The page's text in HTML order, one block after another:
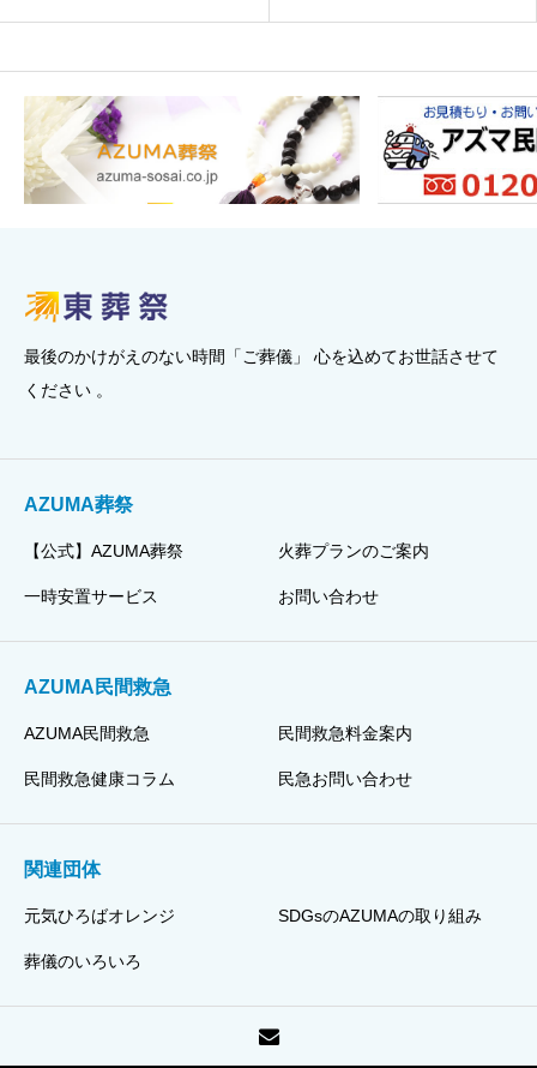
最後のかけがえのない時間「ご葬儀」 心を込めてお世話させて
ください 。
AZUMA葬祭
【公式】AZUMA葬祭 火葬プランのご案内
一時安置サービス お問い合わせ
AZUMA民間救急
AZUMA民間救急 民間救急料金案内
民間救急健康コラム 民急お問い合わせ
関連団体
元気ひろばオレンジ SDGsのAZUMAの取り組み
葬儀のいろいろ